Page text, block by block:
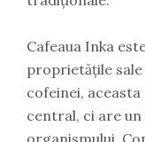
Cafeaua Inka
proprietățile
cofeinei,
central, ci are
organismului.